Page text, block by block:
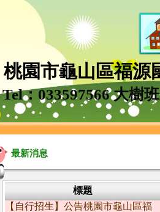
桃園市龜山區福源
Tel：033597566 大樹
最新消息
標題
【自行招生】公告桃園市龜山區福